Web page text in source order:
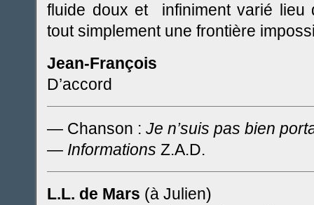
fluide doux et infiniment varié lieu
tout simplement une frontière
Jean-François
D’accord
— Chanson : Je n’suis pas bien
— Informations Z.A.D.
L.L. de Mars (à Julien)